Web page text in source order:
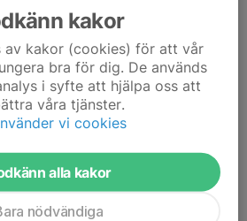
mat innan vi värmer upp för första
dagen. Glöm inte
fotbollskor och det röda
ca 110 kr/spelare
spelare vi blir).
kakor
av kakor (cookies) för att vår
bra för dig. De används
i syfte att hjälpa oss att
våra tjänster.
vi cookies
alla kakor
nödvändiga